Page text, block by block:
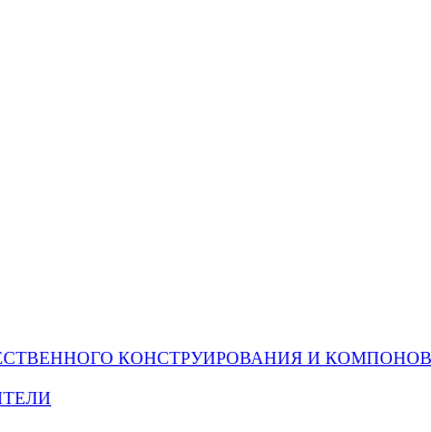
КОНСТРУИРОВАНИЯ И